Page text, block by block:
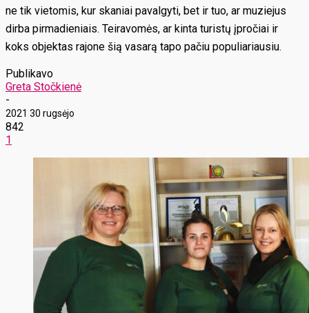
ne tik vietomis, kur skaniai pavalgyti, bet ir tuo, ar muziejus
dirba pirmadieniais. Teiravomės, ar kinta turistų įpročiai ir
koks objektas rajone šią vasarą tapo pačiu populiariausiu.
Publikavo
Greta Stočkienė
-
2021 30 rugsėjo
842
1